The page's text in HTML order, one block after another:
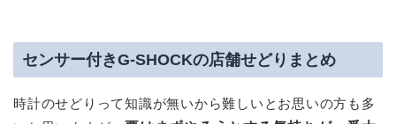
センサー付きG-SHOCKの店舗せどりまとめ
時計のせどりって知識が無いから難しいとお思いの方も多